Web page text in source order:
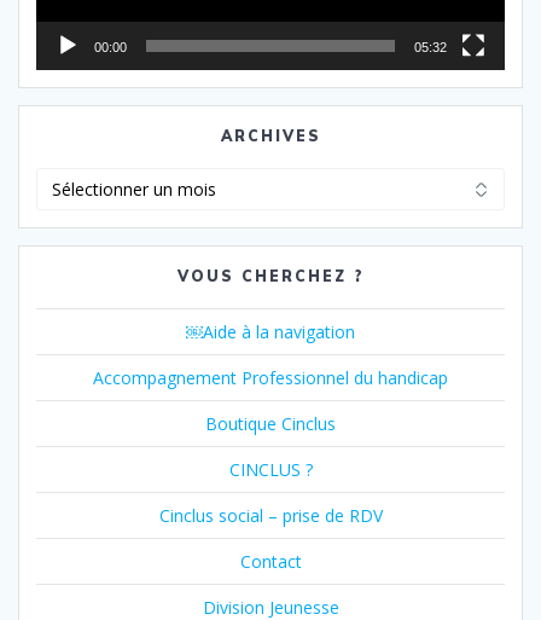
00:00 05:32
ARCHIVES
VOUS CHERCHEZ ?
￼Aide à la navigation
Accompagnement Professionnel du handicap
Boutique Cinclus
CINCLUS ?
Cinclus social – prise de RDV
Contact
Division Jeunesse